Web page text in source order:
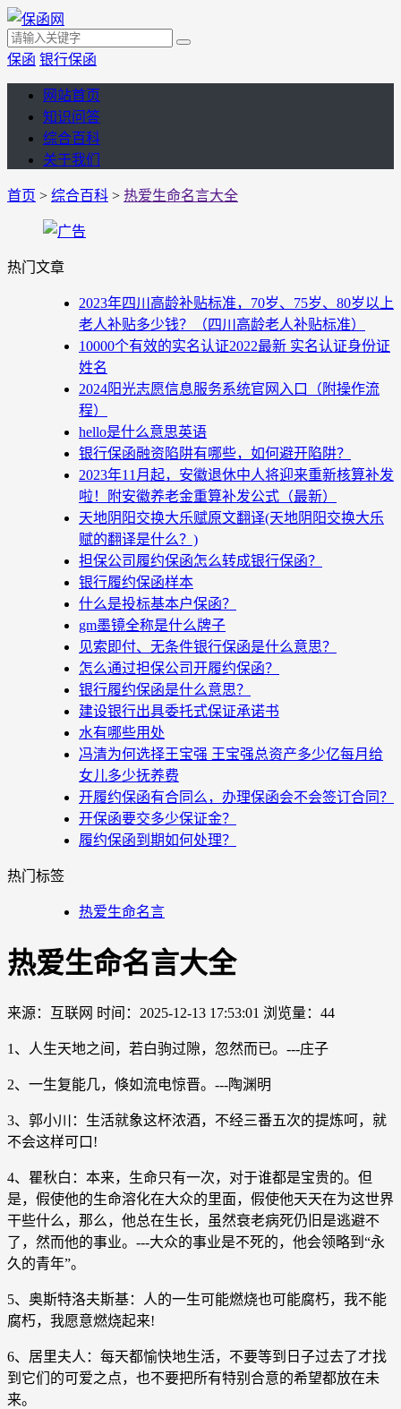
保函 银行保函
网站首页
知识问答
综合百科
关于我们
首页 > 综合百科 > 热爱生命名言大全
热门文章
2023年四川高龄补贴标准，70岁、75岁、80岁以上
老人补贴多少钱？（四川高龄老人补贴标准）
10000个有效的实名认证2022最新 实名认证身份证
姓名
2024阳光志愿信息服务系统官网入口（附操作流
程）
hello是什么意思英语
银行保函融资陷阱有哪些，如何避开陷阱？
2023年11月起，安徽退休中人将迎来重新核算补发
啦！附安徽养老金重算补发公式（最新）
天地阴阳交换大乐赋原文翻译(天地阴阳交换大乐
赋的翻译是什么？)
担保公司履约保函怎么转成银行保函？
银行履约保函样本
什么是投标基本户保函？
gm墨镜全称是什么牌子
见索即付、无条件银行保函是什么意思？
怎么通过担保公司开履约保函？
银行履约保函是什么意思？
建设银行出具委托式保证承诺书
水有哪些用处
冯清为何选择王宝强 王宝强总资产多少亿每月给
女儿多少抚养费
开履约保函有合同么，办理保函会不会签订合同？
开保函要交多少保证金？
履约保函到期如何处理？
热门标签
热爱生命名言
热爱生命名言大全
来源：互联网 时间：2025-12-13 17:53:01 浏览量：44
1、人生天地之间，若白驹过隙，忽然而已。---庄子
2、一生复能几，倏如流电惊晋。---陶渊明
3、郭小川：生活就象这杯浓酒，不经三番五次的提炼呵，就
不会这样可口!
4、瞿秋白：本来，生命只有一次，对于谁都是宝贵的。但
是，假使他的生命溶化在大众的里面，假使他天天在为这世界
干些什么，那么，他总在生长，虽然衰老病死仍旧是逃避不
了，然而他的事业。---大众的事业是不死的，他会领略到“永
久的青年”。
5、奥斯特洛夫斯基：人的一生可能燃烧也可能腐朽，我不能
腐朽，我愿意燃烧起来!
6、居里夫人：每天都愉快地生活，不要等到日子过去了才找
到它们的可爱之点，也不要把所有特别合意的希望都放在未
来。